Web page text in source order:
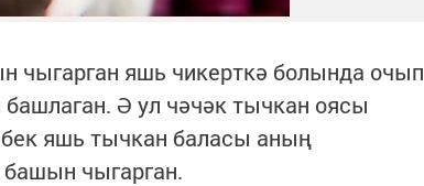
чыгарган яшь чикерткә болында очып
Ә ул чәчәк тычкан оясы
яшь тычкан баласы аның
чыгарган.